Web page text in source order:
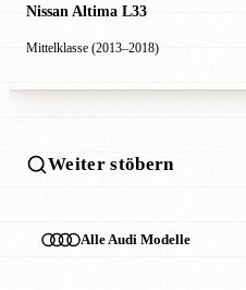
Nissan Altima L33
Mittelklasse (2013–2018)
Weiter stöbern
Alle Audi Modelle